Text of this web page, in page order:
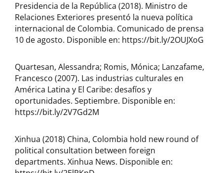
Presidencia de la República (2018). Ministro de
Relaciones Exteriores presentó la nueva política
internacional de Colombia. Comunicado de prensa
10 de agosto. Disponible en: https://bit.ly/2OUJXoG
Quartesan, Alessandra; Romis, Mónica; Lanzafame,
Francesco (2007). Las industrias culturales en
América Latina y El Caribe: desafíos y
oportunidades. Septiembre. Disponible en:
https://bit.ly/2V7Gd2M
Xinhua (2018) China, Colombia hold new round of
political consultation between foreign
departments. Xinhua News. Disponible en: